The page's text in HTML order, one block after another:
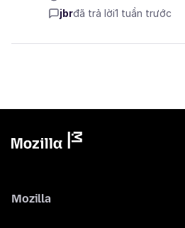
jbrđã trả lời1 tuần trước
Mozilla